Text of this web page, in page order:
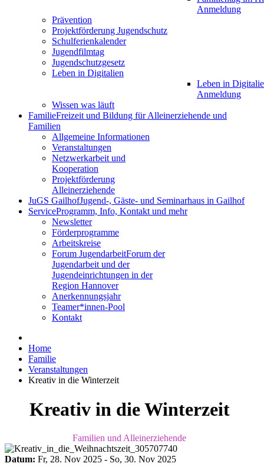
Anmeldung
Prävention
Projektförderung Jugendschutz
Schulferienkalender
Jugendfilmtag
Jugendschutzgesetz
Leben in Digitalien
Leben in
Anmeldung
Wissen was läuft
FamilieFreizeit und Bildung für Alleinerziehende und
Familien
Allgemeine Informationen
Veranstaltungen
Netzwerkarbeit und
Kooperation
Projektförderung
Alleinerziehende
JuGS GailhofJugend-, Gäste- und Seminarhaus in Gailhof
ServiceProgramm, Info, Kontakt und mehr
Newsletter
Förderprogramme
Arbeitskreise
Forum JugendarbeitForum der
Jugendarbeit und der
Jugendeinrichtungen in der
Region Hannover
Anerkennungsjahr
Teamer*innen-Pool
Kontakt
Home
Familie
Veranstaltungen
Kreativ in die Winterzeit
Kreativ in die Winterzeit
Familien und Alleinerziehende
Datum: Fr, 28. Nov 2025 - So, 30. Nov 2025